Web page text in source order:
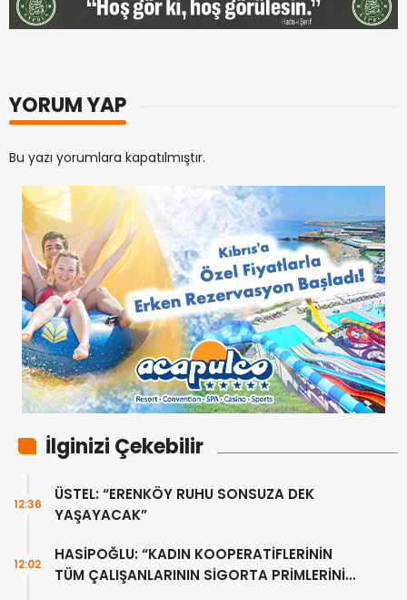
YORUM YAP
Bu yazı yorumlara kapatılmıştır.
İlginizi Çekebilir
ÜSTEL: “ERENKÖY RUHU SONSUZA DEK
YAŞAYACAK”
12:36
HASİPOĞLU: “KADIN KOOPERATİFLERİNİN
TÜM ÇALIŞANLARININ SİGORTA PRİMLERİNİ
12:02